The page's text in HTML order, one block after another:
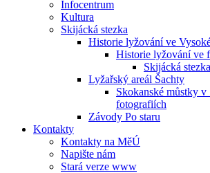
Infocentrum
Kultura
Skijácká stezka
Historie lyžování ve
Historie lyžování ve
Skijácká
Lyžařský areál Šachty
Skokanské můstky v
fotografiích
Závody Po staru
Kontakty
Kontakty na MěÚ
Napište nám
Stará verze www